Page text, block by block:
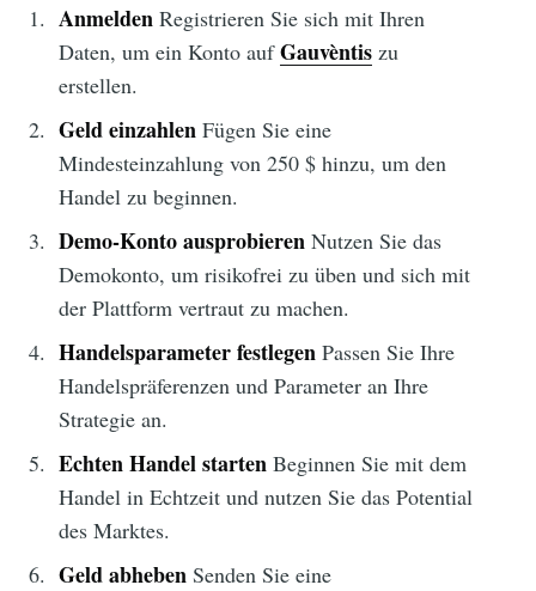
Anmelden Registrieren Sie sich mit Ihren
Daten, um ein Konto aufGauvèntiszu
erstellen.
Geld einzahlen Fügen Sie eine
Mindesteinzahlung von 250 $ hinzu, um den
Handel zu beginnen.
Demo-Konto ausprobieren Nutzen Sie das
Demokonto, um risikofrei zu üben und sich mit
der Plattform vertraut zu machen.
Handelsparameter festlegen Passen Sie Ihre
Handelspräferenzen und Parameter an Ihre
Strategie an.
Echten Handel starten Beginnen Sie mit dem
Handel in Echtzeit und nutzen Sie das Potential
des Marktes.
Geld abheben Senden Sie eine